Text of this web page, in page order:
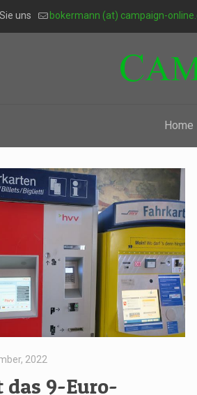
uns bokermann (at) campaign-
Home
2022
das 9-Euro-